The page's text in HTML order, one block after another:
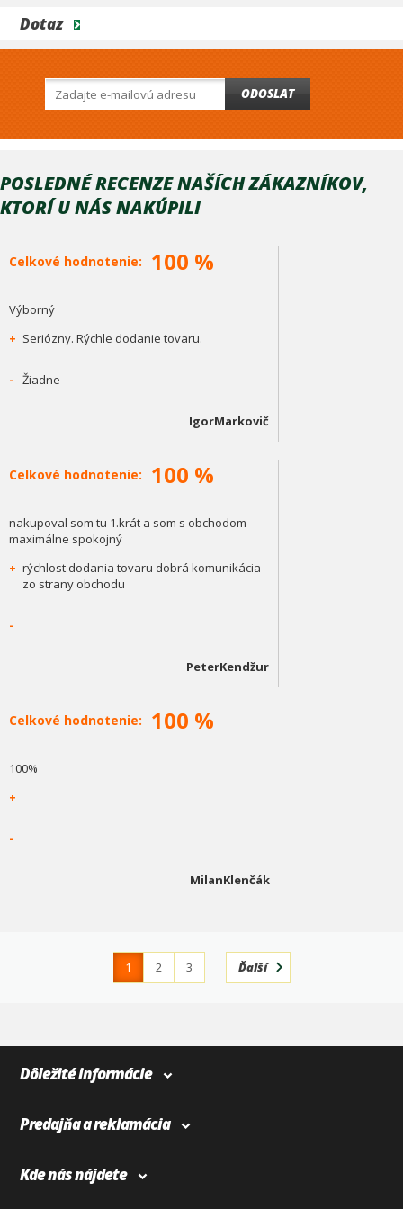
RENAULT: 19, Megane, Thalia
ROVER: 45, 400
SEAT: Altea, Cordoba, Leon, Toledo
SUZUKI: Liana, SX4
TOYOTA: Auris, Corolla, Prius, Yaris III
VOLKSWAGEN: Bora, Golf, Golf Plus
Dotaz
ODOSLAT
POSLEDNÉ RECENZE NAŠÍCH ZÁKAZNÍKOV,
KTORÍ U NÁS NAKÚPILI
Celkové hodnotenie: 100 %
Výborný
+ Seriózny. Rýchle dodanie tovaru.
- Žiadne
IgorMarkovič
Celkové hodnotenie: 100 %
nakupoval som tu 1.krát a som s obchodom
maximálne spokojný
+ rýchlost dodania tovaru dobrá komunikácia
zo strany obchodu
-
PeterKendžur
Celkové hodnotenie: 100 %
100%
+
-
MilanKlenčák
1 2
3
Ďalší
Dôležité informácie
Predajňa a reklamácia
Kde nás nájdete